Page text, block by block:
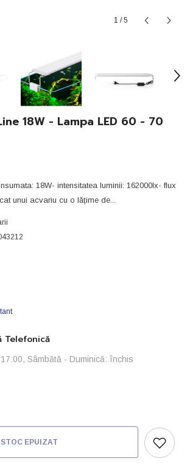
1 / 5
18W - Lampa LED 60 - 70
18W- intensitatea luminii: 162000lx- flux
unui acvariu cu o lățime de...
Telefonică
Sâmbătă - Duminică: închis
STOC EPUIZAT